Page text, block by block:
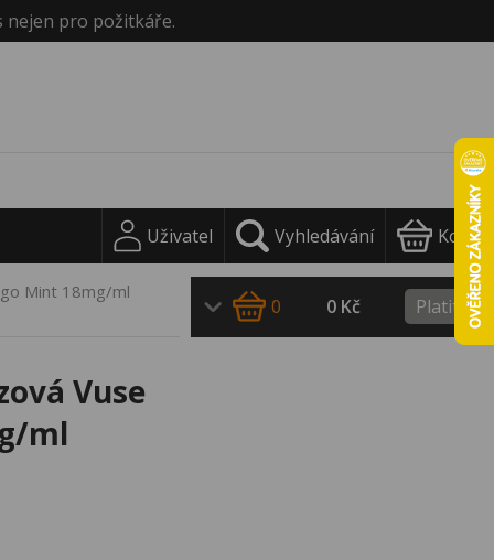
nejen pro požitkáře.
Uživatel Vyhledávání Košík
Mint 18mg/ml
Vuse
ml
0 0 Kč Platit